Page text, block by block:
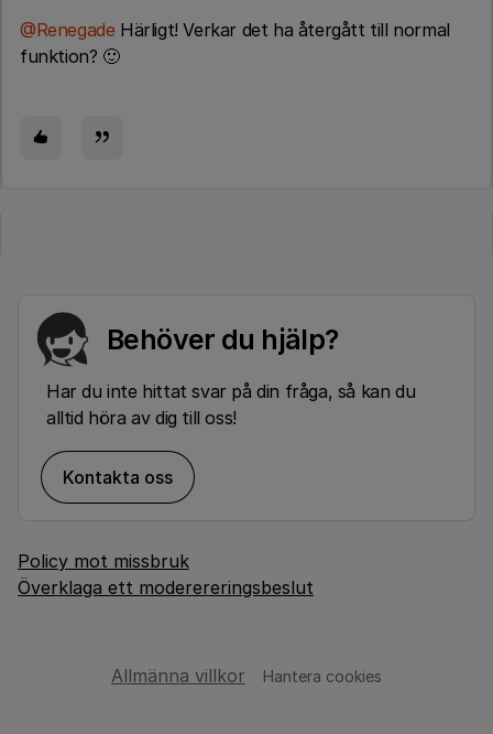
@RenegadeHärligt! Verkar det ha återgått till normal
funktion? 🙂
Behöver du hjälp?
Har du inte hittat svar på din fråga, så kan du
alltid höra av dig till oss!
Kontakta oss
Policy mot missbruk
Överklaga ett moderereringsbeslut
Allmänna villkor Hantera cookies